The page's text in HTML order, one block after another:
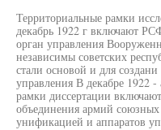
Территориальные рамки
декабрь 1922 г включают
орган управления
независимы советских
стали основой и для
управления В декабре 1922 -
рамки диссертации
объединения армий
унификацией и аппаратов